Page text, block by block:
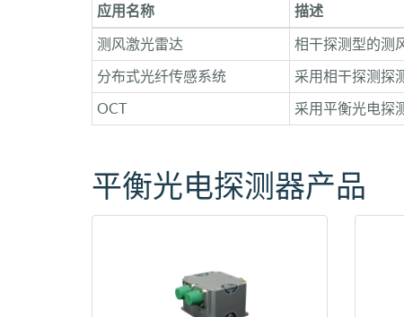
应用名称 描述
测风激光雷达
相干探测型的测
分布式光纤传感系统
采用相干探测探
OCT
采用平衡光电探
平衡光电探测器产品